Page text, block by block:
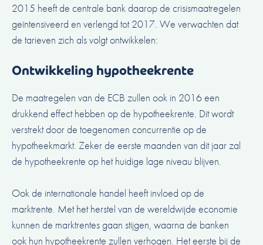
2015 heeft de centrale bank daarop de crisismaatregelen
geïntensiveerd en verlengd tot 2017. We verwachten dat
de tarieven zich als volgt ontwikkelen:
Ontwikkeling hypotheekrente
De maatregelen van de ECB zullen ook in 2016 een
drukkend effect hebben op de hypotheekrente. Dit wordt
verstrekt door de toegenomen concurrentie op de
hypotheekmarkt. Zeker de eerste maanden van dit jaar zal
de hypotheekrente op het huidige lage niveau blijven.
Ook de internationale handel heeft invloed op de
marktrente. Met het herstel van de wereldwijde economie
kunnen de marktrentes gaan stijgen, waarna de banken
ook hun hypotheekrente zullen verhogen. Het eerste bij de